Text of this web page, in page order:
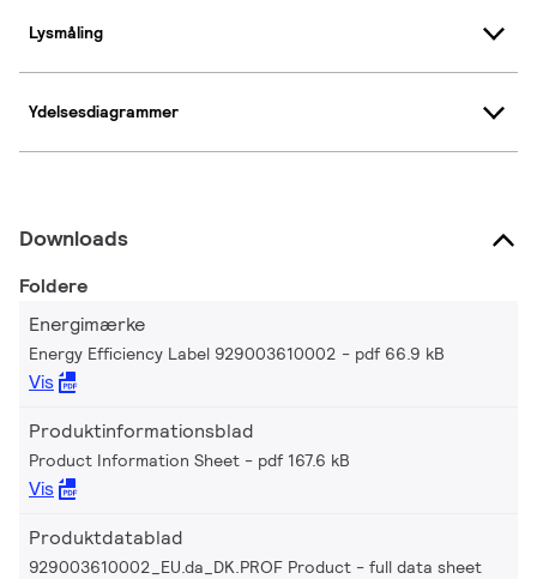
Lysmåling
Ydelsesdiagrammer
Downloads
Foldere
Energimærke
Energy Efficiency Label 929003610002 pdf 66.9 kB
Vis
Produktinformationsblad
Product Information Sheet pdf 167.6 kB
Vis
Produktdatablad
929003610002_EU.da_DK.PROF Product - full data sheet